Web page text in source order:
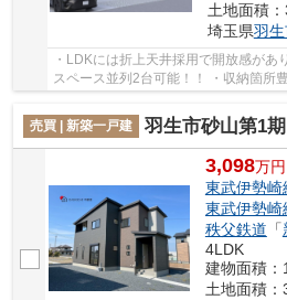
土地面積：
埼玉県羽
・LDKには折上天井採用で開放感があ
スペース並列2台可能！！ ・収納箇所
売買 | 新築一戸建 羽生市砂山第1期 新
3,098万円
東武伊勢崎
東武伊勢崎
秩父鉄道 「
4LDK
建物面積：
土地面積：